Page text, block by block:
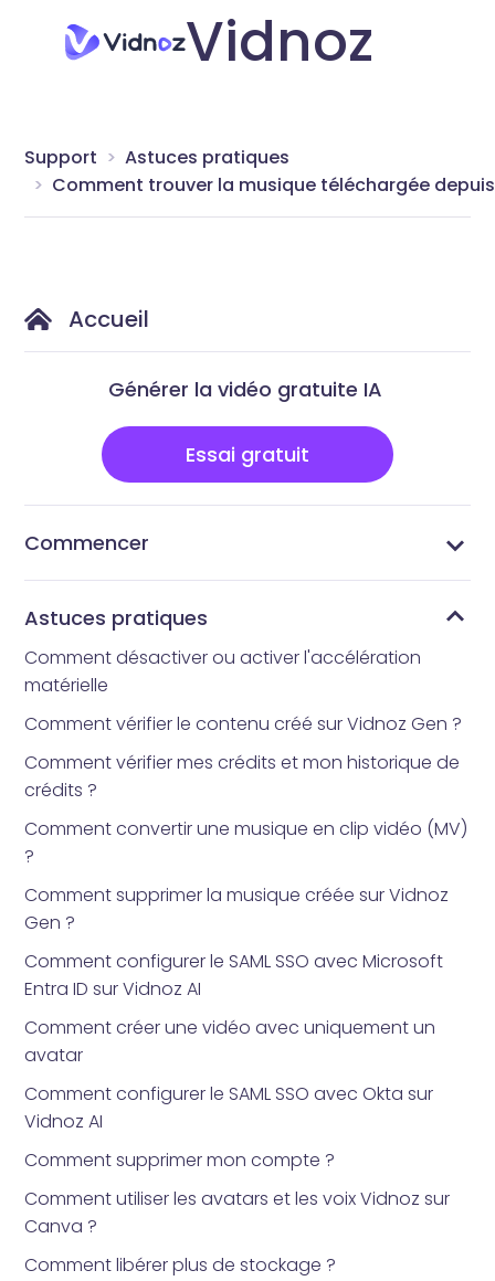
Vidnoz
Support
Astuces pratiques
Comment trouver la musique téléchargée
Accueil
Générer la vidéo gratuite IA
Essai gratuit
Commencer
Astuces pratiques
Comment désactiver ou activer l'accélération
matérielle
Comment vérifier le contenu créé sur Vidnoz Gen ?
Comment vérifier mes crédits et mon historique de
crédits ?
Comment convertir une musique en clip vidéo (MV)
?
Comment supprimer la musique créée sur Vidnoz
Gen ?
Comment configurer le SAML SSO avec Microsoft
Entra ID sur Vidnoz AI
Comment créer une vidéo avec uniquement un
avatar
Comment configurer le SAML SSO avec Okta sur
Vidnoz AI
Comment supprimer mon compte ?
Comment utiliser les avatars et les voix Vidnoz sur
Canva ?
Comment libérer plus de stockage ?